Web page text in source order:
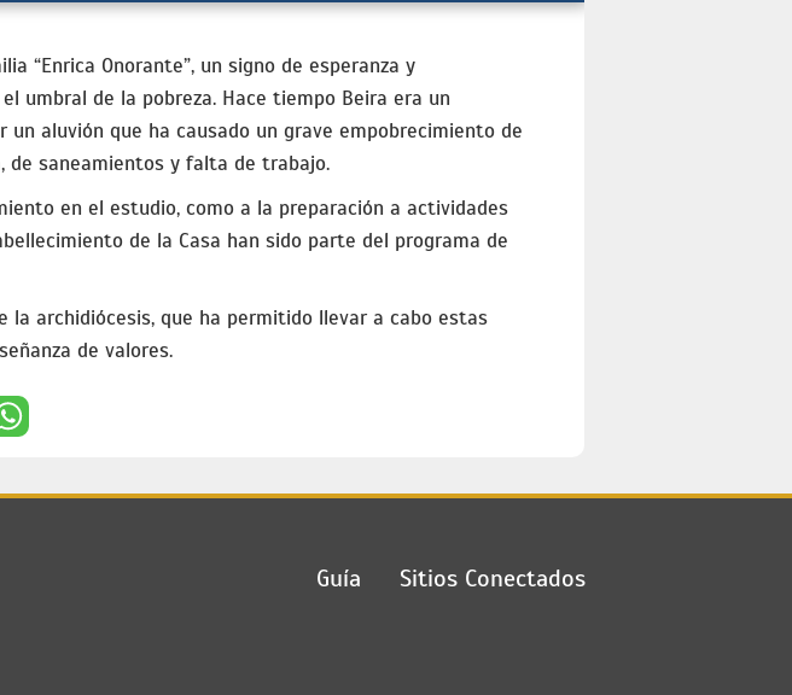
“Enrica Onorante”, un signo de esperanza y
umbral de la pobreza. Hace tiempo Beira era un
aluvión que ha causado un grave empobrecimiento de
de saneamientos y falta de trabajo.
en el estudio, como a la preparación a actividades
de la Casa han sido parte del programa de
la archidiócesis, que ha permitido llevar a cabo estas
de valores.
Sitios Conectados
Guía